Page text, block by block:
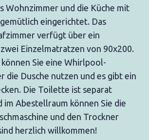
Wohnzimmer und die Küche mit
eingerichtet. Das
verfügt über ein
Einzelmatratzen von 90x200.
Sie eine Whirlpool-
die Dusche nutzen und es gibt ein
Die Toilette ist separat
im Abestellraum können Sie die
und den Trockner
herzlich willkommen!